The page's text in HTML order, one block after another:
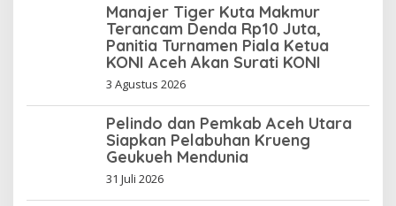
Manajer Tiger Kuta Makmur
Terancam Denda Rp10 Juta,
Panitia Turnamen Piala Ketua
KONI Aceh Akan Surati KONI
3 Agustus 2026
Pelindo dan Pemkab Aceh Utara
Siapkan Pelabuhan Krueng
Geukueh Mendunia
31 Juli 2026